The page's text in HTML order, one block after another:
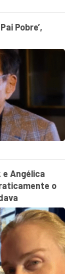
Pobre’,
Angélica
o